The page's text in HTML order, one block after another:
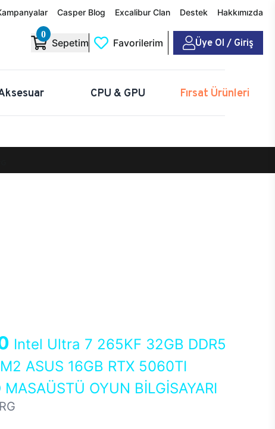
Casper Blog Excalibur Clan Destek Hakkımızda
0
Sepetim Favorilerim Üye Ol / Giriş
CPU & GPU Fırsat Ürünleri
Intel Ultra 7 265KF 32GB DDR5
ASUS 16GB RTX 5060TI
MASAÜSTÜ OYUN BİLGİSAYARI